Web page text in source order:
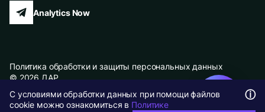
Analytics Now
Политика обработки и защиты персональных данных
© 2026 ДАР
Карта сайта
С условиями обработки данных при помощи файлов
cookie можно ознакомиться в Политике
ⓘ